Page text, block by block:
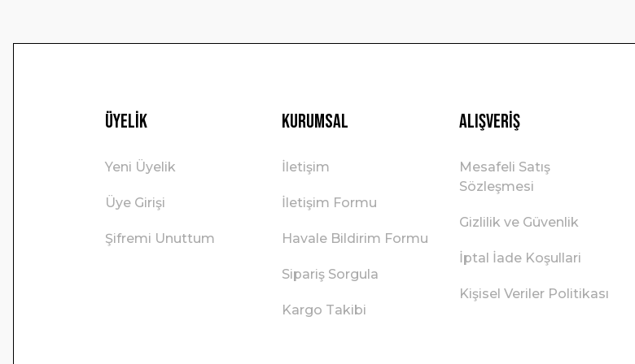
Üyelik
Yeni Üyelik
Üye Girişi
Şifremi Unuttum
Kurumsal
İletişim
İletişim Formu
Havale Bildirim Formu
Sipariş Sorgula
Kargo Takibi
Alışveriş
Mesafeli Satış
Sözleşmesi
Gizlilik ve Güvenlik
İptal İade Koşullari
Kişisel Veriler Politikası